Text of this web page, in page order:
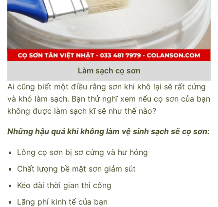
Làm sạch cọ sơn
Ai cũng biết một điều rằng sơn khi khô lại sẽ rất cứng
và khó làm sạch. Bạn thử nghĩ xem nếu cọ sơn của bạn
không được làm sạch kĩ sẽ như thế nào?
Những hậu quả khi không làm vệ sinh sạch sẽ cọ sơn:
Lông cọ sơn bị sơ cứng và hư hỏng
Chất lượng bề mặt sơn giảm sút
Kéo dài thời gian thi công
Lãng phí kinh tế của bạn